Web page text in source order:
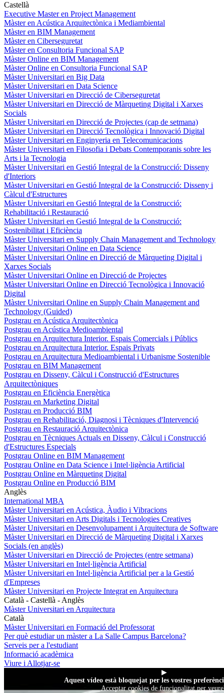
Castellà
Executive Master en Project Management
Màster en Acústica Arquitectònica i Mediambiental
Màster en BIM Management
Màster en Ciberseguretat
Màster en Consultoria Funcional SAP
Màster Online en BIM Management
Màster Online en Consultoria Funcional SAP
Màster Universitari en Big Data
Màster Universitari en Data Science
Màster Universitari en Direcció de Ciberseguretat
Màster Universitari en Direcció de Màrqueting Digital i Xarxes
Socials
Màster Universitari en Direcció de Projectes (cap de setmana)
Màster Universitari en Direcció Tecnològica i Innovació Digital
Màster Universitari en Enginyeria en Telecomunicacions
Màster Universitari en Filosofia i Debats Contemporanis sobre les
Arts i la Tecnologia
Màster Universitari en Gestió Integral de la Construcció: Disseny
d'Interiors
Màster Universitari en Gestió Integral de la Construcció: Disseny i
Càlcul d'Estructures
Màster Universitari en Gestió Integral de la Construcció:
Rehabilitació i Restauració
Màster Universitari en Gestió Integral de la Construcció:
Sostenibilitat i Eficiència
Màster Universitari en Supply Chain Management and Technology
Màster Universitari Online en Data Science
Màster Universitari Online en Direcció de Màrqueting Digital i
Xarxes Socials
Màster Universitari Online en Direcció de Projectes
Màster Universitari Online en Direcció Tecnològica i Innovació
Digital
Màster Universitari Online en Supply Chain Management and
Technology (Guided)
Postgrau en Acústica Arquitectònica
Postgrau en Acústica Medioambiental
Postgrau en Arquitectura Interior. Espais Comercials i Públics
Postgrau en Arquitectura Interior. Espais Privats
Postgrau en Arquitectura Medioambiental i Urbanisme Sostenible
Postgrau en BIM Management
Postgrau en Disseny, Càlcul i Construcció d'Estructures
Arquitectòniques
Postgrau en Eficiència Energètica
Postgrau en Marketing Digital
Postgrau en Producció BIM
Postgrau en Rehabilitació, Diagnosi i Tècniques d'Intervenció
Postgrau en Restauració Arquitectònica
Postgrau en Tècniques Actuals en Disseny, Càlcul i Construcció
d'Estructures Especials
Postgrau Online en BIM Management
Postgrau Online en Data Science i Intel·ligència Artificial
Postgrau Online en Màrqueting Digital
Postgrau Online en Producció BIM
Anglès
International MBA
Màster Universitari en Acústica, Àudio i Vibracions
Màster Universitari en Arts Digitals i Tecnologies Creatives
Màster Universitari en Desenvolupament i Arquitectura de Software
Màster Universitari en Direcció de Màrqueting Digital i Xarxes
Socials (en anglès)
Màster Universitari en Direcció de Projectes (entre setmana)
Màster Universitari en Intel·ligència Artificial
Màster Universitari en Intel·ligència Artificial per a la Gestió
d'Empreses
Màster Universitari en Projecte Integrat en Arquitectura
Català - Castellà - Anglès
Màster Universitari en Arquitectura
Català
Màster Universitari en Formació del Professorat
Per què estudiar un màster a La Salle Campus Barcelona?
Serveis per a l'estudiant
Informació acadèmica
Viure i Allotjar-se
▶
Aquest vídeo està bloquejat per les vostres
Acceptar cookies de funcionalitat per